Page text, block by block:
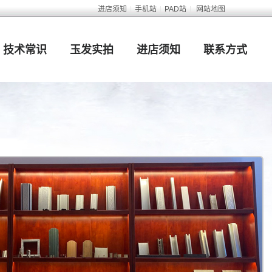
进店须知 手机站 PAD站 网站地图
技术常识 玉发实拍 进店须知 联系方式